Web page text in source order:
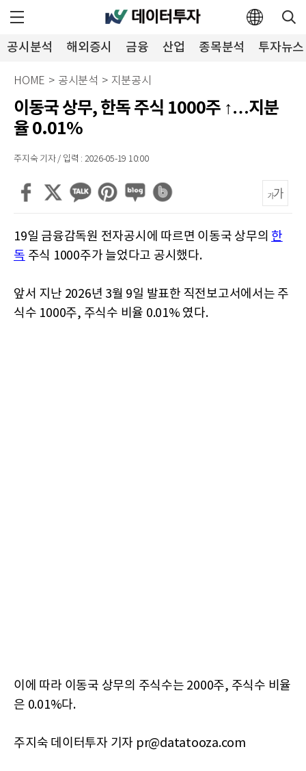
공시분석 해외증시 금융 산업 종목분석 투자뉴스
HOME > 공시분석 > 지분공시
이동국 상무, 한독 주식 1000주 ↑…지분
율 0.01%
주지숙 기자 / 입력 : 2026-05-19 10:00
19일 금융감독원 전자공시에 따르면 이동국 상무의 한
독 주식 1000주가 늘었다고 공시했다.
앞서 지난 2026년 3월 9일 발표한 직전보고서에서는 주
식수 1000주, 주식수 비율 0.01% 였다.
이에 따라 이동국 상무의 주식수는 2000주, 주식수 비율
은 0.01%다.
주지숙 데이터투자 기자 pr@datatooza.com